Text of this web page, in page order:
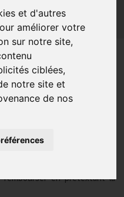
et d'autres
améliorer votre
sur notre site,
ciblées,
notre site et
de nos
et digitalisation
Europe
l’attitude
en prétextant la